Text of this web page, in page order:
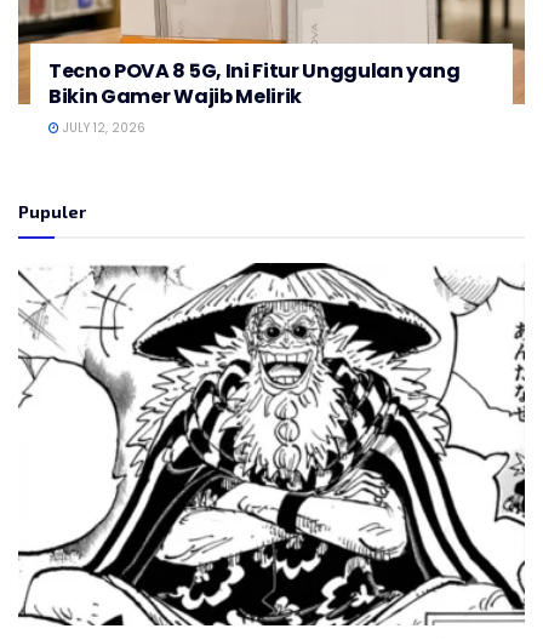
Tecno POVA 8 5G, Ini Fitur Unggulan yang
Bikin Gamer Wajib Melirik
JULY 12, 2026
Pupuler